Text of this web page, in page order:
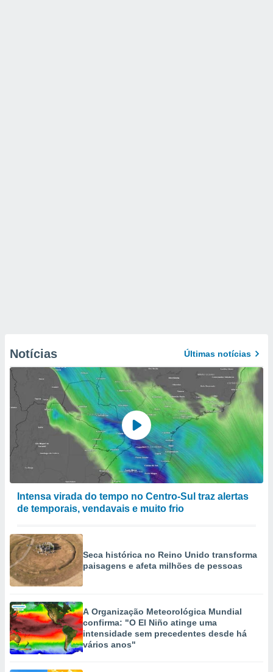
Notícias Últimas notícias
Intensa virada do tempo no Centro-Sul traz alertas
de temporais, vendavais e muito frio
Seca histórica no Reino Unido transforma
paisagens e afeta milhões de pessoas
A Organização Meteorológica Mundial
confirma: "O El Niño atinge uma
intensidade sem precedentes desde há
vários anos"